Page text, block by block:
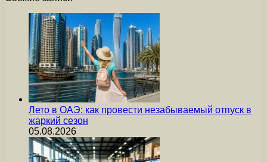
Лето в ОАЭ: как провести незабываемый отпуск в
жаркий сезон
05.08.2026